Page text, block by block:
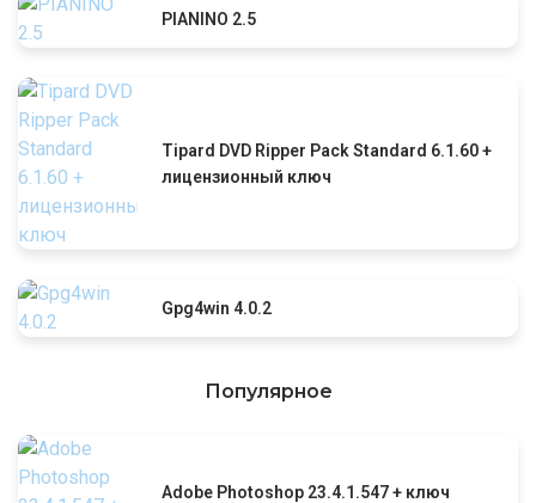
PIANINO 2.5
Tipard DVD Ripper Pack Standard 6.1.60 +
лицензионный ключ
Gpg4win 4.0.2
Популярное
Adobe Photoshop 23.4.1.547 + ключ